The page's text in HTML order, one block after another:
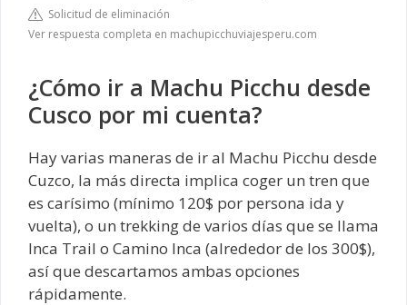
Solicitud de eliminación
Ver respuesta completa en machupicchuviajesperu.com
¿Cómo ir a Machu Picchu desde
Cusco por mi cuenta?
Hay varias maneras de ir al Machu Picchu desde
Cuzco, la más directa implica coger un tren que
es carísimo (mínimo 120$ por persona ida y
vuelta), o un trekking de varios días que se llama
Inca Trail o Camino Inca (alrededor de los 300$),
así que descartamos ambas opciones
rápidamente.